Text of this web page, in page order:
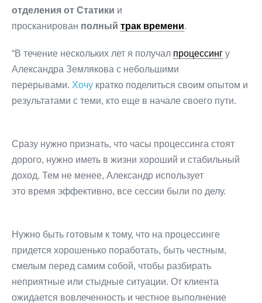
отделения от Статики и
просканирован полный трак времени.
“В течение нескольких лет я получал процессинг у
Александра Землякова с небольшими
перерывами. Хочу кратко поделиться своим опытом и
результатами с теми, кто еще в начале своего пути.
Сразу нужно признать, что часы процессинга стоят
дорого, нужно иметь в жизни хороший и стабильный
доход. Тем не менее, Александр использует
это время эффективно, все сессии были по делу.
Нужно быть готовым к тому, что на процессинге
придется хорошенько поработать, быть честным,
смелым перед самим собой, чтобы разбирать
неприятные или стыдные ситуации. От клиента
ожидается вовлеченность и честное выполнение